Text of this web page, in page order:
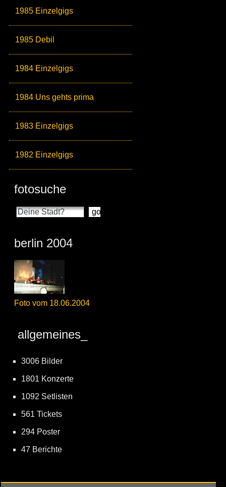
1985 Einzelgigs
1985 Debil
1984 Einzelgigs
1984 Uns gehts prima
1983 Einzelgigs
1982 Einzelgigs
fotosuche
berlin 2004
Foto vom 18.06.2004
allgemeines_
3006 Bilder
1801 Konzerte
1092 Setlisten
561 Tickets
294 Poster
47 Berichte